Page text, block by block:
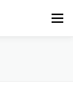
メニュー